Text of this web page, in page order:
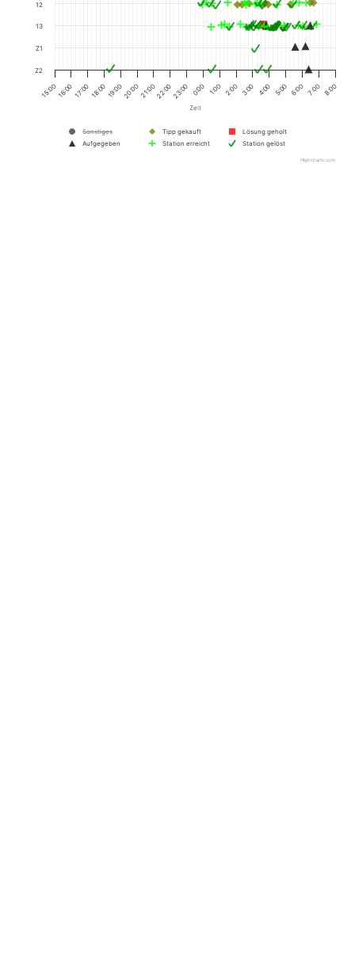
Zeit
Sonstiges Tipp gekauft
Lösung geholt
Aufgegeben
Station erreicht Station gelöst
15:0016:0017:0018:0019:0020:0021:0022:0023:00 0:00 1:00 2:00 3:00 4:00 5:00 6:00 7:00 8:00
12
13
Z1
Z2
Highcharts.com